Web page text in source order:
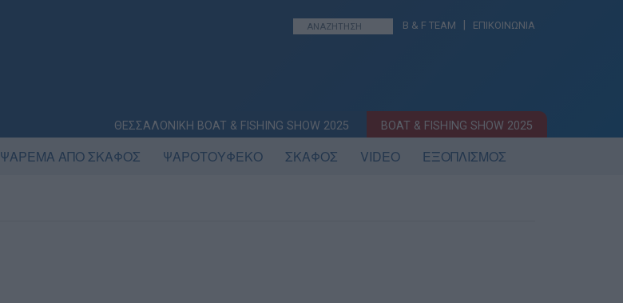
B & F TEAM ΕΠΙΚΟΙΝΩΝΙΑ
ΘΕΣΣΑΛΟΝΙΚΗ BOAT & FISHING SHOW 2025 BOAT & FISHING SHOW 2025
ΨΑΡΕΜΑ ΑΠΟ ΣΚΑΦΟΣ ΨΑΡΟΤΟΥΦΕΚΟ ΣΚΑΦΟΣ VIDEO ΕΞΟΠΛΙΣΜΟΣ